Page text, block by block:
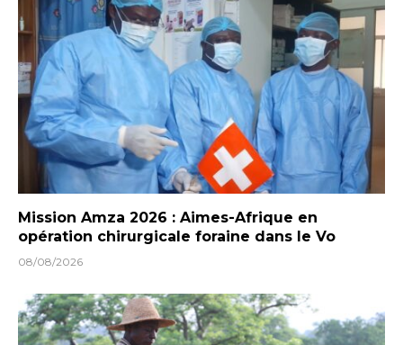
Mission Amza 2026 : Aimes-Afrique en
opération chirurgicale foraine dans le Vo
08/08/2026